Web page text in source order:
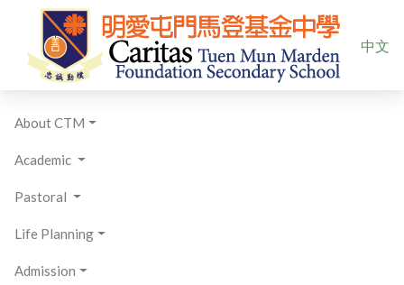
Select
中文
About CTM
Academic
Pastoral
Life Planning
Admission